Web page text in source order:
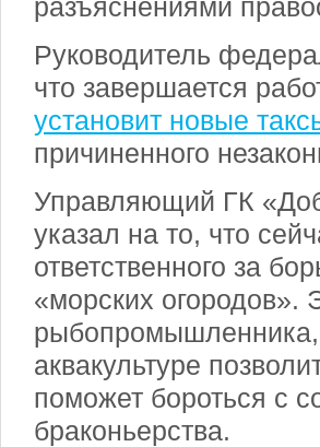
разъяснениями
Руководитель
что завершается
установит новые
причиненного
Управляющий ГК
указал на то, что
ответственного за
«морских
рыбопромышленника,
аквакультуре
поможет бороться с
браконьерства.